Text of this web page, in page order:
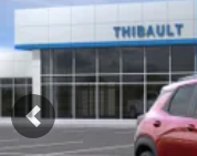
Précédent